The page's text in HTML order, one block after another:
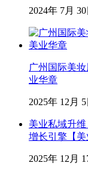
2024年 7月 30
广州国际美
业华章
2025年 12月 5
美业私域升
增长引擎【美
2025年 12月